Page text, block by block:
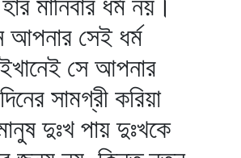
আপনার সেই ধর্ম
সে আপনার
সামগ্রী করিয়া
দুঃখ পায় দুঃখকে